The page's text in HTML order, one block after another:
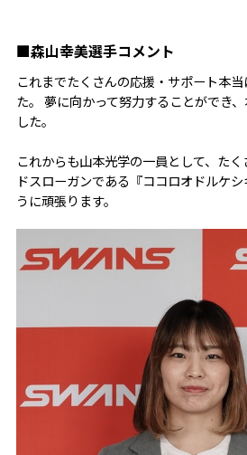
■森山幸美選手コメント
これまでたくさんの応援・サポート本
た。 夢に向かって努力することができ
した。
これからも山本光学の一員として、た
ドスローガンである『ココロオドルケ
うに頑張ります。